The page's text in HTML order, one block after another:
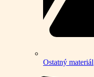
Ostatný materiál